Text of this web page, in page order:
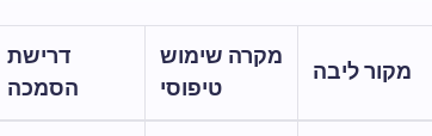
מקור ליבה
מקרה שימוש
טיפוסי
דרישת
הסמכה